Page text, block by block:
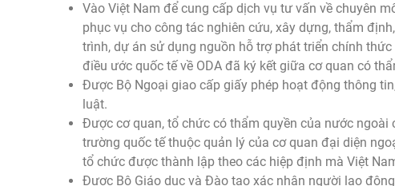
Vào Việt Nam để cung cấp dịch vụ tư vấn về chuyên
phục vụ cho công tác nghiên cứu, xây dựng, thẩm
trình, dự án sử dụng nguồn hỗ trợ phát triển chính
điều ước quốc tế về ODA đã ký kết giữa cơ quan có
Được Bộ Ngoại giao cấp giấy phép hoạt động thông
luật.
Được cơ quan, tổ chức có thẩm quyền của nước ngoài
trường quốc tế thuộc quản lý của cơ quan đại diện
tổ chức được thành lập theo các hiệp định mà Việt
Được Bộ Giáo dục và Đào tạo xác nhận người lao